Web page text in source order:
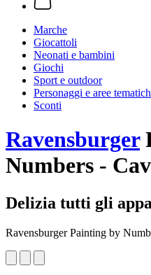
Marche
Giocattoli
Neonati e bambini
Giochi
Sport e outdoor
Personaggi e aree
Sconti
Ravensburger
Numbers -
Delizia tutti gli
Ravensburger Painting by